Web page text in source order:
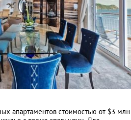
апартаментов стоимостью от $3 млн